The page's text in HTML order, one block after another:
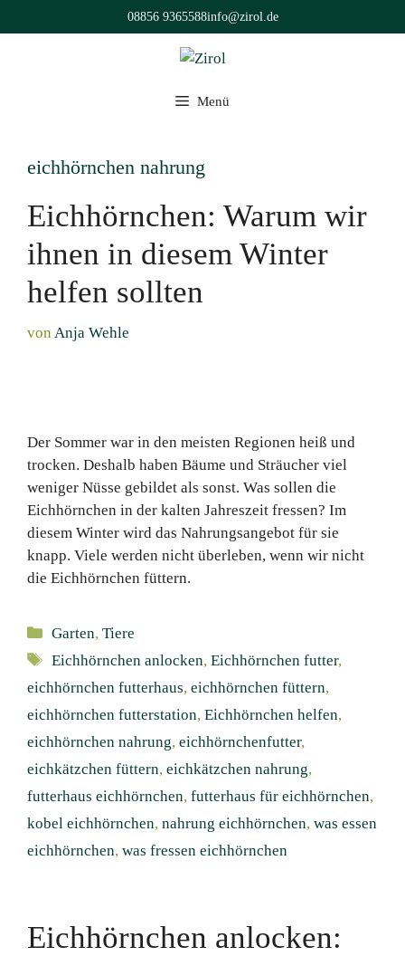
Inhalt
08856 9365588info@zirol.de
Menü
eichhörnchen nahrung
Eichhörnchen: Warum wir
ihnen in diesem Winter
helfen sollten
von Anja Wehle
Der Sommer war in den meisten Regionen heiß und
trocken. Deshalb haben Bäume und Sträucher viel
weniger Nüsse gebildet als sonst. Was sollen die
Eichhörnchen in der kalten Jahreszeit fressen? Im
diesem Winter wird das Nahrungsangebot für sie
knapp. Viele werden nicht überleben, wenn wir nicht
die Eichhörnchen füttern.
Kategorien
Garten,Tiere
Schlagwörter
Eichhörnchen anlocken,Eichhörnchen futter,
eichhörnchen futterhaus, eichhörnchen füttern,
eichhörnchen futterstation, Eichhörnchen helfen,
eichhörnchen nahrung, eichhörnchenfutter,
eichkätzchen füttern, eichkätzchen nahrung,
futterhaus eichhörnchen, futterhaus für eichhörnchen,
kobel eichhörnchen, nahrung eichhörnchen, was essen
eichhörnchen, was fressen eichhörnchen
Eichhörnchen anlocken: